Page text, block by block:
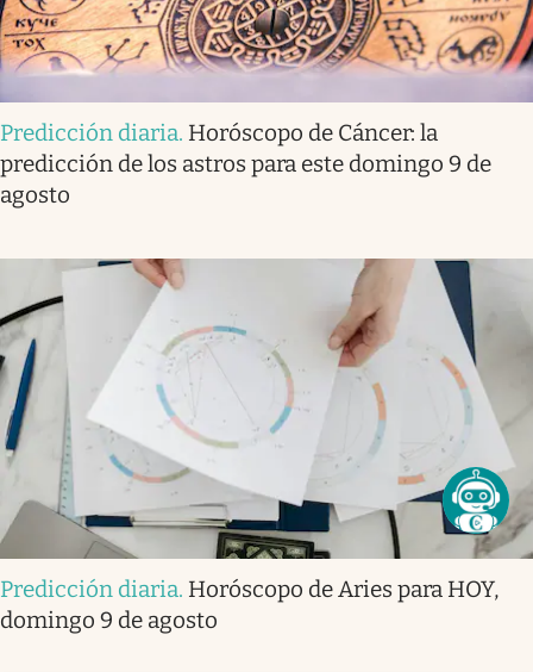
Predicción diaria. Horóscopo de Cáncer: la
predicción de los astros para este domingo 9 de
agosto
Predicción diaria. Horóscopo de Aries para HOY,
domingo 9 de agosto